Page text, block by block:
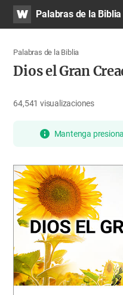
WATVPalabras de la Biblia
Palabras de la Biblia
Dios el Gran
64,541visualizaciones
Mantenga